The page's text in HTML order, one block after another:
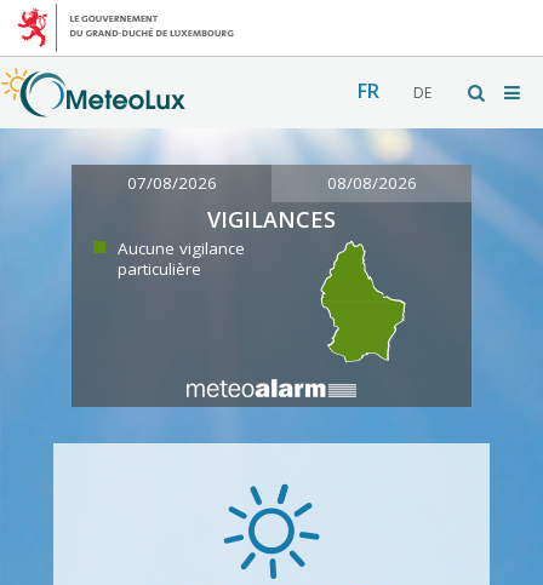
FR DE
07/08/2026 08/08/2026
VIGILANCES
Aucune vigilance
particulière